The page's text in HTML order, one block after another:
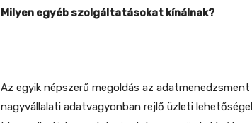
Milyen egyéb szolgáltatásokat kínálnak?
Az egyik népszerű megoldás az
nagyvállalati adatvagyonban rejlő üzleti